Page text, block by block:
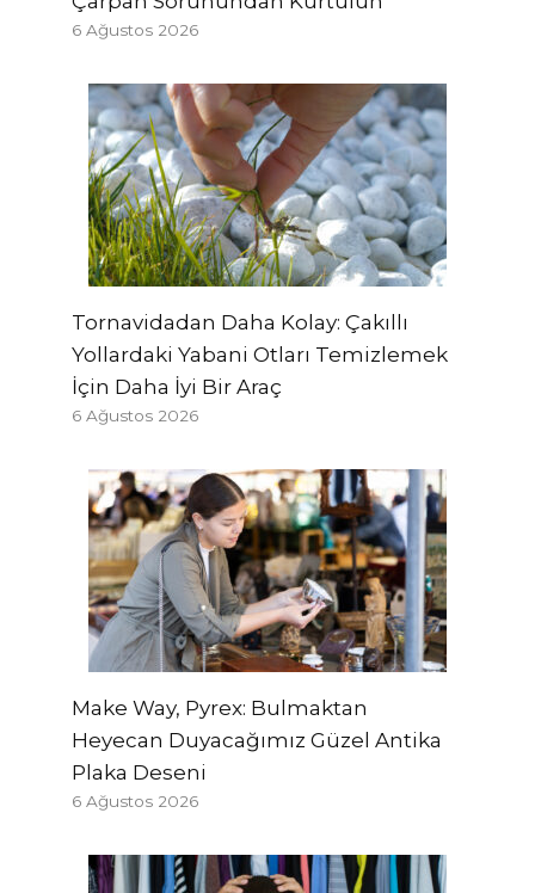
6 Ağustos 2026
Tornavidadan Daha Kolay: Çakıllı
Yollardaki Yabani Otları Temizlemek
İçin Daha İyi Bir Araç
6 Ağustos 2026
Make Way, Pyrex: Bulmaktan
Heyecan Duyacağımız Güzel Antika
Plaka Deseni
6 Ağustos 2026